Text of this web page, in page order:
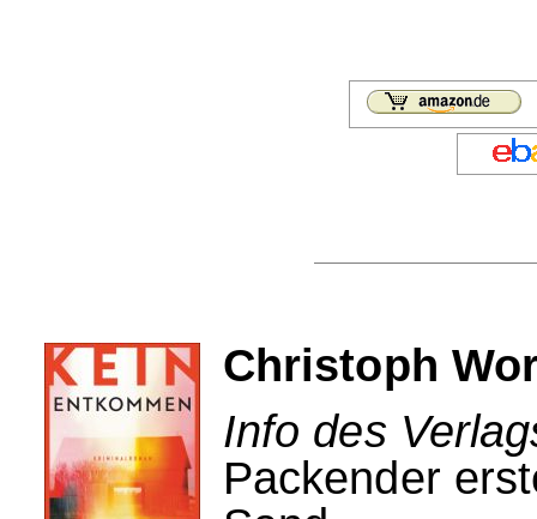
Christoph
Info des
Packender